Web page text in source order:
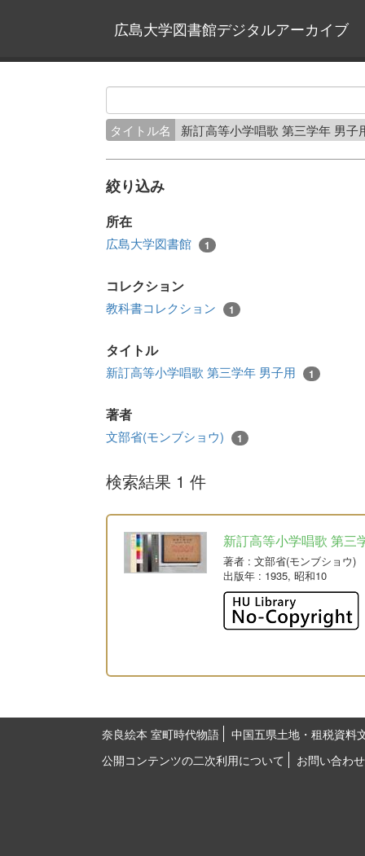
広島大学図書館デジタルアーカイブ
タイトル名 新訂高等小学唱歌 第三学年 男子
絞り込み
所在
広島大学図書館 1
コレクション
教科書コレクション 1
タイトル
新訂高等小学唱歌 第三学年 男子用 1
著者
文部省(モンブショウ) 1
検索結果 1 件
新訂高等小学唱歌 第三
著者 : 文部省(モンブショウ)
出版年 : 1935, 昭和10
奈良絵本 室町時代物語
中国五県土地・租税資料
公開コンテンツの二次利用について
お問い合わせ